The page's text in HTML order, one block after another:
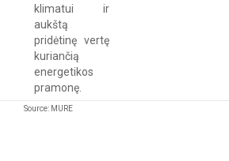
klimatui ir
aukštą
pridėtinę vertę
kuriančią
energetikos
pramonę.
Source: MURE